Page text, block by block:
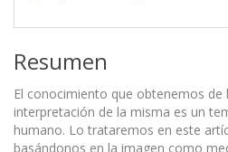
Resumen
El conocimiento que obtenemos de
interpretación de la misma es un
humano. Lo trataremos en este
basándonos en la imagen como